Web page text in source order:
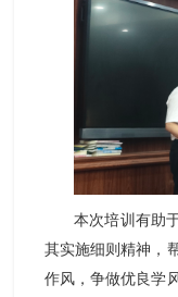
本次培训有助
其实施细则精神，
作风，争做优良学